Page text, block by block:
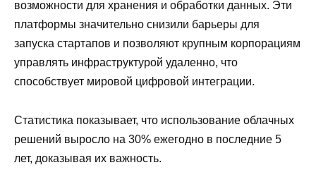
возможности для хранения и обработки данных. Эти
платформы значительно снизили барьеры для
запуска стартапов и позволяют крупным корпорациям
управлять инфраструктурой удаленно, что
способствует мировой цифровой интеграции.
Статистика показывает, что использование облачных
решений выросло на 30% ежегодно в последние 5
лет, доказывая их важность.